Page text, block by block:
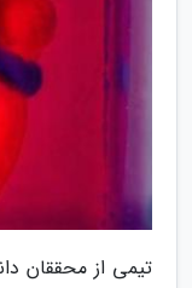
تیمی از محققان